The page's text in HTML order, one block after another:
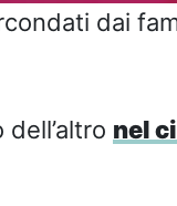
dai
nel